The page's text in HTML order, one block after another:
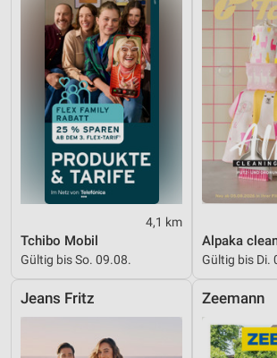
4,1 km
Tchibo Mobil
Gültig bis So. 09.08.
Alpaka
Gültig bis Di.
Jeans Fritz Zeemann